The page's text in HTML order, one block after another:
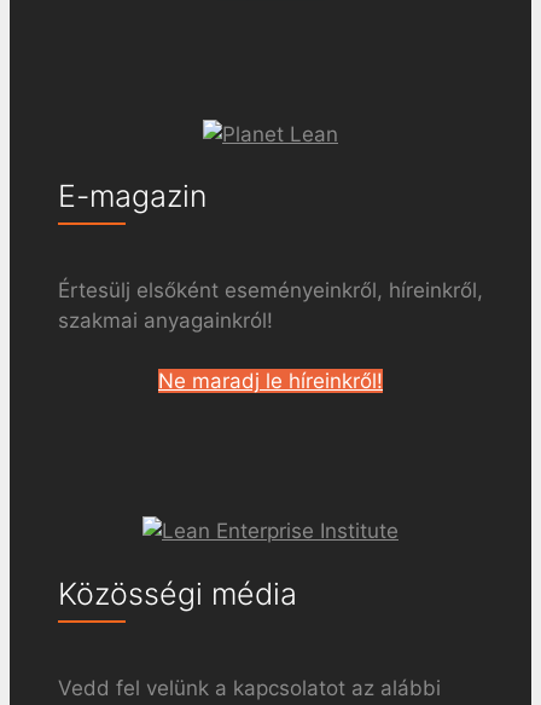
E-magazin
Értesülj elsőként eseményeinkről, híreinkről,
szakmai anyagainkról!
Ne maradj le híreinkről!
Közösségi média
Vedd fel velünk a kapcsolatot az alábbi